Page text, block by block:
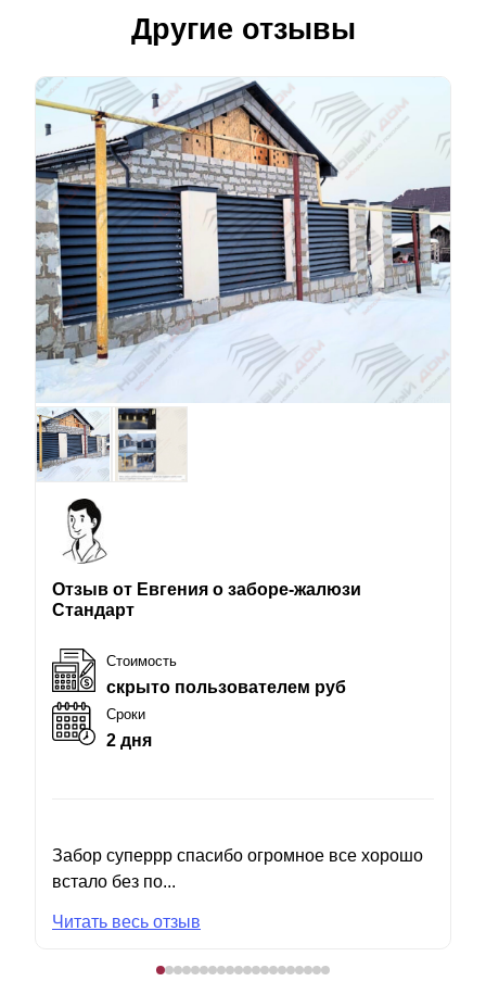
Другие отзывы
Отзыв от Евгения о заборе-жалюзи
Стандарт
Стоимость
скрыто пользователем руб
Сроки
2 дня
Забор суперрр спасибо огромное все хорошо
встало без по...
Читать весь отзыв